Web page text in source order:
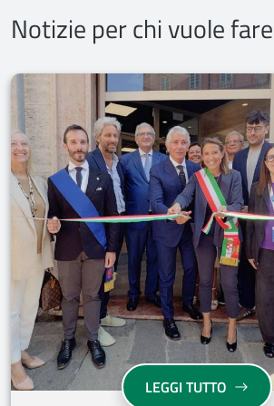
Notizie per chi vuole
LEGGI TUTTO